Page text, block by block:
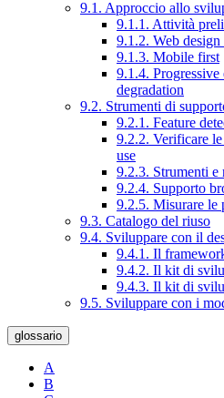
9.1. Approccio allo
9.1.1. Attività
9.1.2. Web design
9.1.3. Mobile first
9.1.4. Progressive
degradation
9.2. Strumenti di
9.2.1. Feature
9.2.2. Verificare
use
9.2.3. Strumenti e
9.2.4. Supporto
9.2.5. Misurare le
9.3. Catalogo del riuso
9.4. Sviluppare con il
9.4.1. Il
9.4.2. Il kit di
9.4.3. Il kit di
9.5. Sviluppare con i
glossario
A
B